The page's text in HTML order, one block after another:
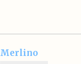
Merlino